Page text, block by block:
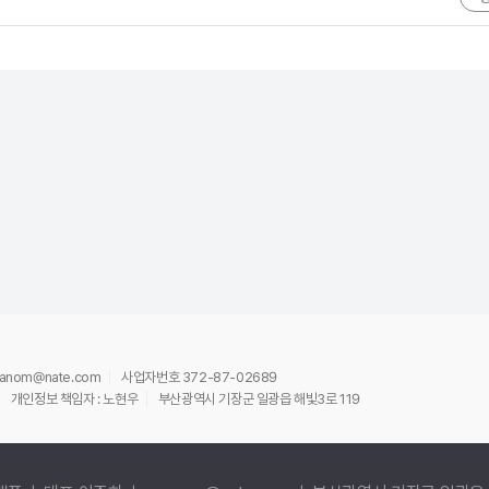
사업자번호 372-87-02689
개인정보 책임자 : 노현우
부산광역시 기장군 일광읍 해빛3로 119